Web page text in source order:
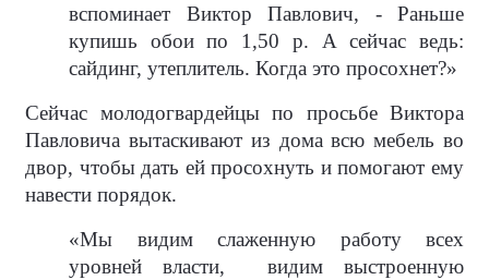
вспоминает Виктор Павлович, - Раньше
купишь обои по 1,50 р. А сейчас ведь:
сайдинг, утеплитель. Когда это просохнет?»
Сейчас молодогвардейцы по просьбе Виктора
Павловича вытаскивают из дома всю мебель во
двор, чтобы дать ей просохнуть и помогают ему
навести порядок.
«Мы видим слаженную работу всех
уровней власти,
видим выстроенную